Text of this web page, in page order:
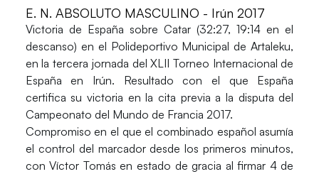
E. N. ABSOLUTO MASCULINO - Irún 2017
Victoria de España sobreCatar(32:27, 19:14 en el
descanso) en el Polideportivo Municipal de Artaleku,
en la tercera jornada delXLII Torneo Internacional de
España en Irún. Resultado con el que España
certifica su victoria en la cita previa a la disputa del
Campeonato del Mundo de Francia 2017.
Compromiso en el que el combinado español asumía
el control del marcador desde los primeros minutos,
con Víctor Tomás en estado de gracia al firmar 4 de